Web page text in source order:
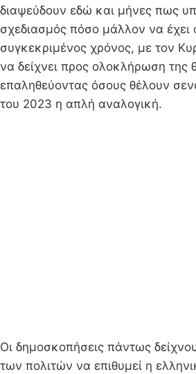
διαψεύδουν εδώ και μήνες πως
σχεδιασμός πόσο μάλλον να έχει
συγκεκριμένος χρόνος, με τον
να δείχνει προς ολοκλήρωση της
επαληθεύοντας όσους θέλουν
του 2023 η απλή αναλογική.
Οι δημοσκοπήσεις πάντως
των πολιτών να επιθυμεί η